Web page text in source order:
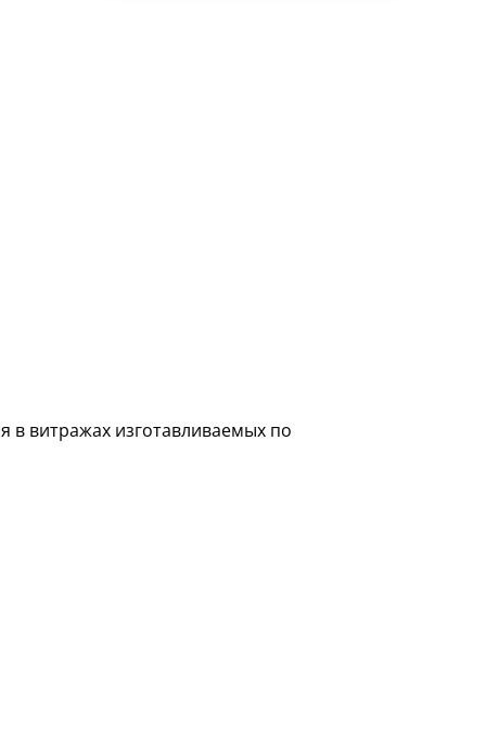
в витражах изготавливаемых по